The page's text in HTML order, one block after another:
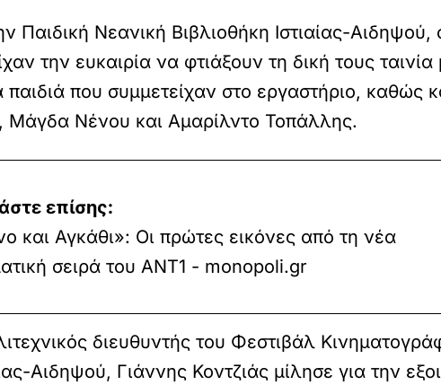
Παιδική Νεανική Βιβλιοθήκη Ιστιαίας-
την ευκαιρία να φτιάξουν τη δική τους ταινία
που συμμετείχαν στο εργαστήριο, καθώς
Μάγδα Νένου και Αμαρίλντο Τοπάλλης.
επίσης:
και Αγκάθι»: Οι πρώτες εικόνες από τη νέα
σειρά του ANT1 - monopoli.gr
διευθυντής του Φεστιβάλ
Αιδηψού, Γιάννης Κοντζιάς μίλησε για την